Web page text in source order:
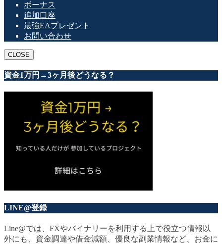
ボーナス
追加口座
最強EAプレゼント
お問い合わせ
CLOSE
資金1万円→3ヶ月後どうなる？
LINE@登録
Line@では、FXやバイナリーを利用する上で役立つ情報以
外にも、資金調達や借金減額、優良な副業情報など、お金に